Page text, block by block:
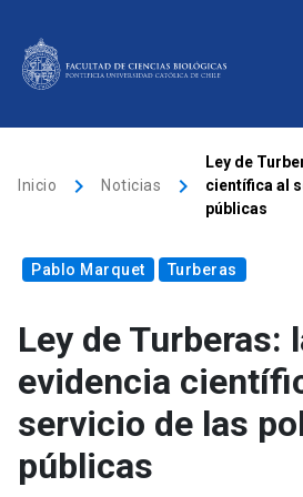
Biblioteca launch Donaciones launch
search
Inicio
Quiénes somos
Inicio keyboard_arrow_right Noticias keyboard_arrow_right
Ley de
científica al
públicas
Pablo Marquet Turberas
Ley de Turberas:
evidencia
servicio de las
públicas